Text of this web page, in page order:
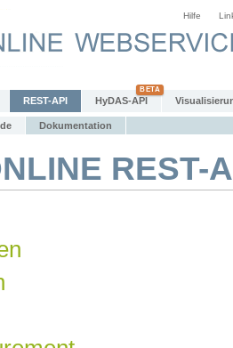
Hilfe
REST-API HyDAS-API
Dokumentation